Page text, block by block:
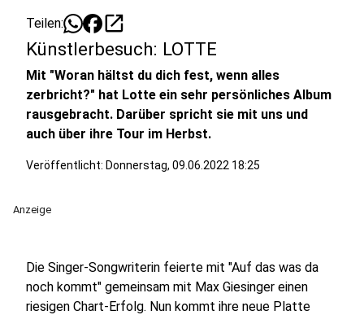
Teilen: open_in_new
Künstlerbesuch: LOTTE
Mit "Woran hältst du dich fest, wenn alles
zerbricht?" hat Lotte ein sehr persönliches Album
rausgebracht. Darüber spricht sie mit uns und
auch über ihre Tour im Herbst.
Veröffentlicht: Donnerstag, 09.06.2022 18:25
Anzeige
Die Singer-Songwriterin feierte mit "Auf das was da
noch kommt" gemeinsam mit Max Giesinger einen
riesigen Chart-Erfolg. Nun kommt ihre neue Platte